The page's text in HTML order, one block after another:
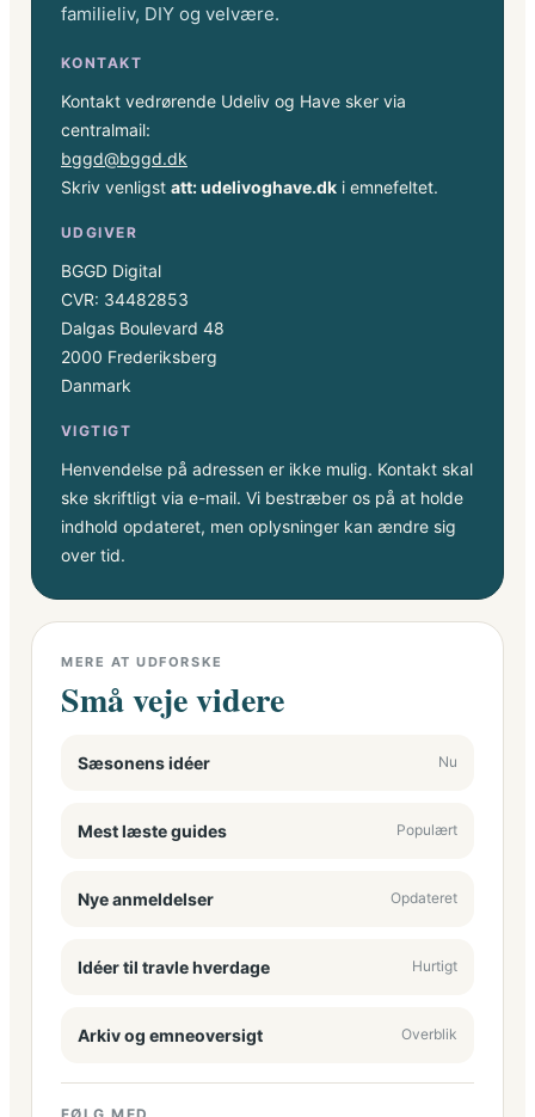
familieliv, DIY og velvære.
KONTAKT
Kontakt vedrørende Udeliv og Have sker via
centralmail:
bggd@bggd.dk
Skriv venligst att: udelivoghave.dk i emnefeltet.
UDGIVER
BGGD Digital
CVR: 34482853
Dalgas Boulevard 48
2000 Frederiksberg
Danmark
VIGTIGT
Henvendelse på adressen er ikke mulig. Kontakt skal
ske skriftligt via e-mail. Vi bestræber os på at holde
indhold opdateret, men oplysninger kan ændre sig
over tid.
MERE AT UDFORSKE
Små veje videre
Sæsonens idéer Nu
Mest læste guides Populært
Nye anmeldelser Opdateret
Idéer til travle hverdage Hurtigt
Arkiv og emneoversigt Overblik